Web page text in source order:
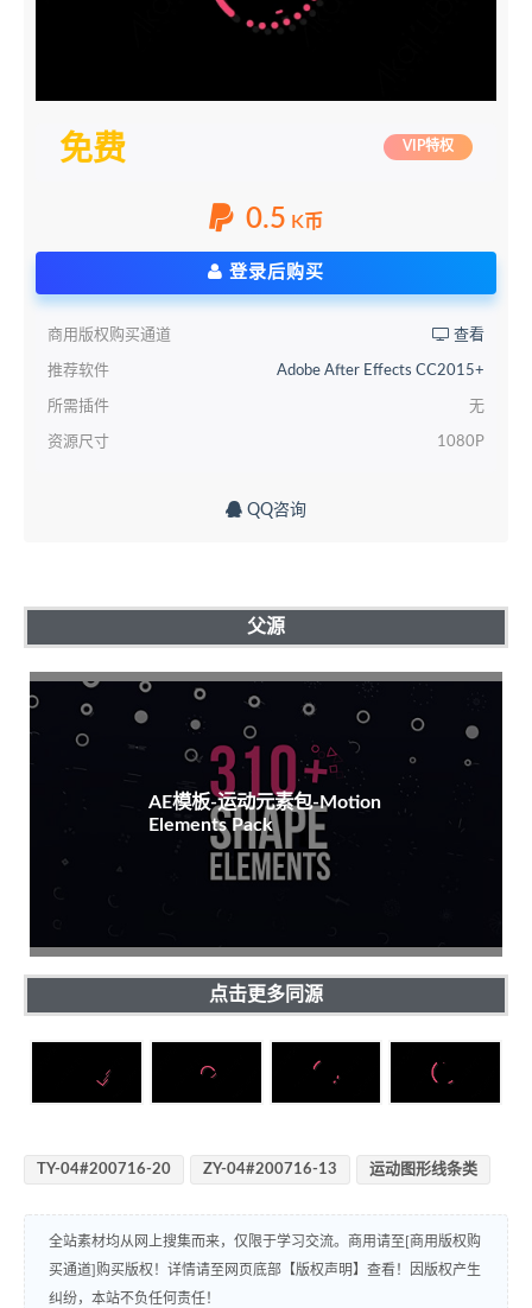
免费 VIP特权
0.5 K币
登录后购买
商用版权购买通道 查看
推荐软件 Adobe After Effects CC2015+
所需插件 无
资源尺寸 1080P
QQ咨询
父源
AE模板-运动元素包-Motion
Elements Pack
点击更多同源
TY-04#200716-20 ZY-04#200716-13 运动图形线条类
全站素材均从网上搜集而来，仅限于学习交流。商用请至[商用版权购
买通道]购买版权！详情请至网页底部【版权声明】查看！因版权产生
纠纷，本站不负任何责任！